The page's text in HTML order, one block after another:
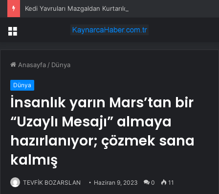
Kedi Yavruları Mazgaldan Kurtarıldı
Menü
Anasayfa / Dünya
Dünya
İnsanlık yarın Mars’tan bir
“Uzaylı Mesajı” almaya
hazırlanıyor; çözmek sana
kalmış
TEVFİK BOZARSLAN Haziran 9, 2023 0 11